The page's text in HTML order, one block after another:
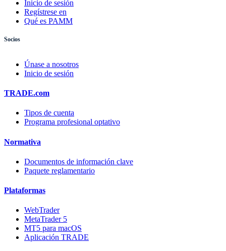
Inicio de sesión
Regístrese en
Qué es PAMM
Socios
Únase a nosotros
Inicio de sesión
TRADE.com
Tipos de cuenta
Programa profesional optativo
Normativa
Documentos de información clave
Paquete reglamentario
Plataformas
WebTrader
MetaTrader 5
MT5 para macOS
Aplicación TRADE